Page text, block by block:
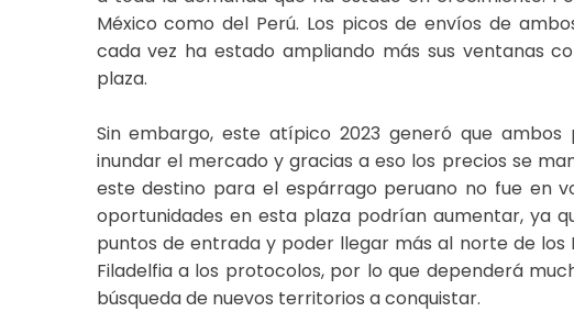
México como del Perú. Los picos de envíos de
cada vez ha estado ampliando más sus ventanas
plaza.
Sin embargo, este atípico 2023 generó que
inundar el mercado y gracias a eso los precios se
este destino para el espárrago peruano no fue en
oportunidades en esta plaza podrían aumentar, ya
puntos de entrada y poder llegar más al norte de los
Filadelfia a los protocolos, por lo que dependerá
búsqueda de nuevos territorios a conquistar.